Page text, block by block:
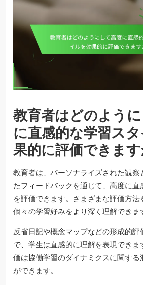
教育者はどのよう
に直感的な学習ス
果的に評価できます
教育者は、パーソナライズされた観察
たフィードバックを通じて、高度に直
を評価できます。さまざまな評価方法
個々の学習好みをより深く理解できま
反省日記や概念マップなどの形成的評
で、学生は直感的に理解を表現できま
価は協働学習のダイナミクスに関する
ができます。